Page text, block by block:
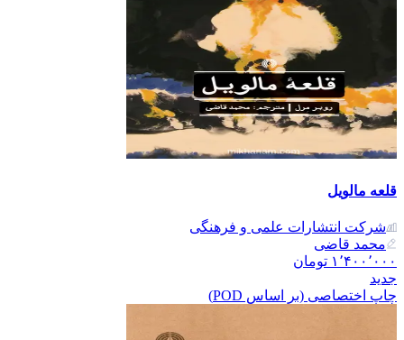
قلعه مالویل
شرکت انتشارات علمی و فرهنگی
محمد قاضی
۱٬۴۰۰٬۰۰۰ تومان
جدید
چاپ اختصاصی (بر اساس POD)